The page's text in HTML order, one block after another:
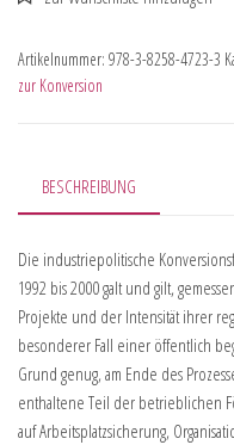
Artikelnummer: 978-3-8258-4723-3
zur Konversion
BESCHREIBUNG
Die industriepolitische
1992 bis 2000 galt und gilt,
Projekte und der Intensität ihrer
besonderer Fall einer öffentlich
Grund genug, am Ende des
enthaltene Teil der betrieblichen
auf Arbeitsplatzsicherung,